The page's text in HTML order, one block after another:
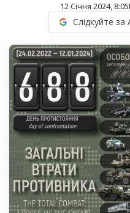
12 Січня 2024, 8:05
Слідкуйте